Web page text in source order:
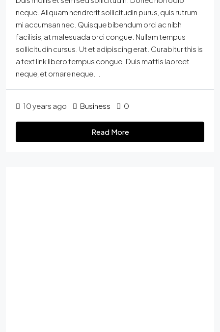
neque. Aliquam hendrerit sollicitudin purus, quis rutrum
mi accumsan nec. Quisque bibendum orci ac nibh
facilisis, at malesuada orci congue. Nullam tempus
sollicitudin cursus. Ut et adipiscing erat. Curabitur this is
a text link libero tempus congue. Duis mattis laoreet
neque, et ornare neque...
10 years ago Business 0
Read More